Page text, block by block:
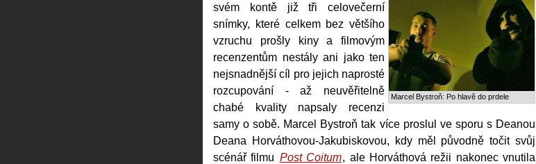
Marcel Bystroň: Po hlavě do prdele
svém kontě již tři celovečerní
snímky, které celkem bez většího
vzruchu prošly kiny a filmovým
recenzentům nestály ani jako ten
nejsnadnější cíl pro jejich naprosté
rozcupování - až neuvěřitelně
chabé kvality napsaly recenzi
samy o sobě. Marcel Bystroň tak více proslul ve sporu s Deanou
Deana Horváthovou-Jakubiskovou, kdy měl původně točit svůj
scénář filmu Post Coitum, ale Horváthová režii nakonec vnutila